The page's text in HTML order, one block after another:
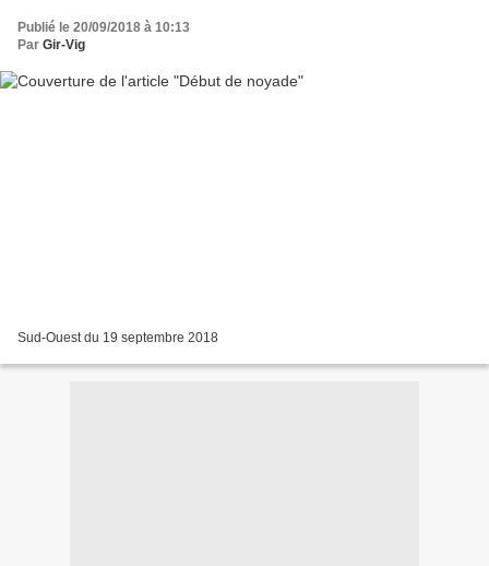
Publié le 20/09/2018 à 10:13
Par Gir-Vig
Sud-Ouest du 19 septembre 2018